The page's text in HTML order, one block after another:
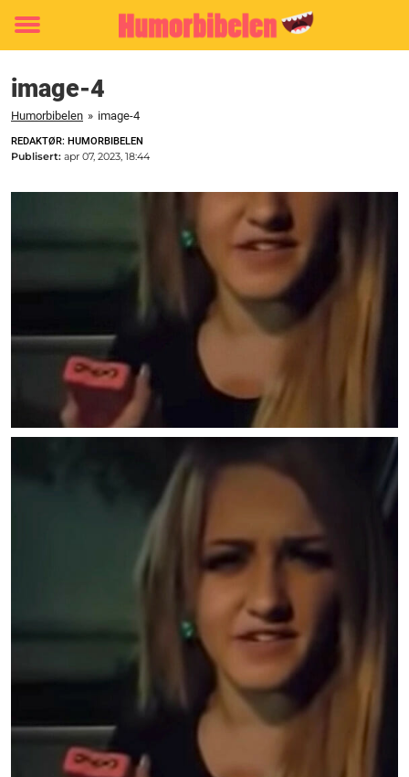
Toggle
image-4
Humorbibelen » image-4
REDAKTØR: HUMORBIBELEN
Publisert: apr 07, 2023, 18:44